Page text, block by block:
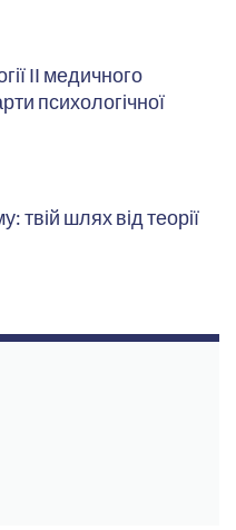
ІІ медичного
психологічної
твій шлях від теорії